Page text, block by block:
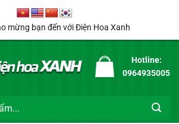
mừng bạn đến với Điện Hoa Xanh
Hotline:
0964935005